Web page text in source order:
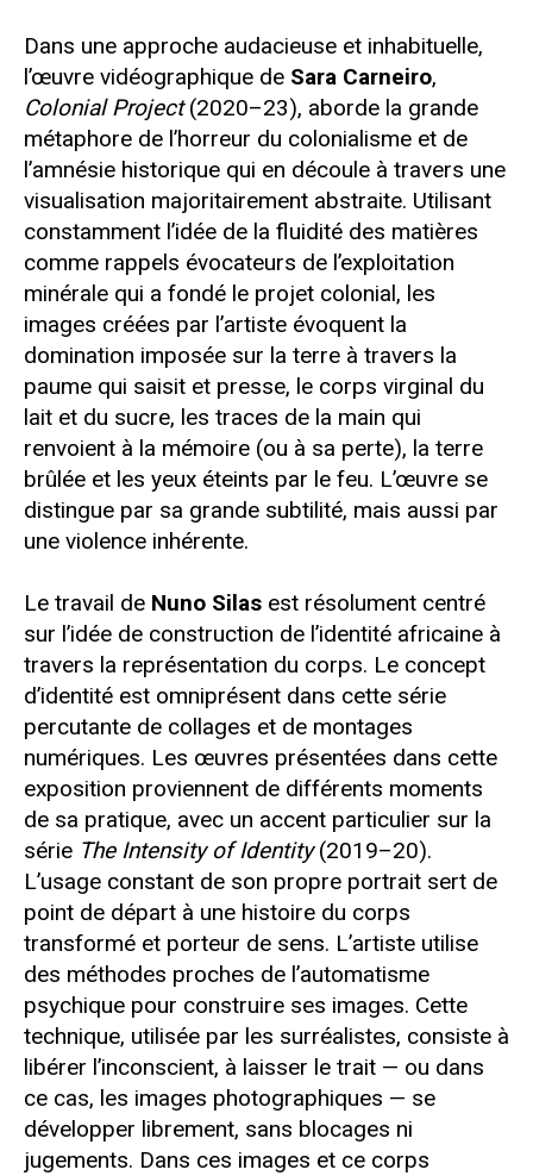
Dans une approche audacieuse et inhabituelle,
l’œuvre vidéographique de Sara Carneiro,
Colonial Project(2020–23), aborde la grande
métaphore de l’horreur du colonialisme et de
l’amnésie historique qui en découle à travers une
visualisation majoritairement abstraite. Utilisant
constamment l’idée de la fluidité des matières
comme rappels évocateurs de l’exploitation
minérale qui a fondé le projet colonial, les
images créées par l’artiste évoquent la
domination imposée sur la terre à travers la
paume qui saisit et presse, le corps virginal du
lait et du sucre, les traces de la main qui
renvoient à la mémoire (ou à sa perte), la terre
brûlée et les yeux éteints par le feu. L’œuvre se
distingue par sa grande subtilité, mais aussi par
une violence inhérente.
Le travail de Nuno Silas est résolument centré
sur l’idée de construction de l’identité africaine à
travers la représentation du corps. Le concept
d’identité est omniprésent dans cette série
percutante de collages et de montages
numériques. Les œuvres présentées dans cette
exposition proviennent de différents moments
de sa pratique, avec un accent particulier sur la
série The Intensity of Identity(2019–20).
L’usage constant de son propre portrait sert de
point de départ à une histoire du corps
transformé et porteur de sens. L’artiste utilise
des méthodes proches de l’automatisme
psychique pour construire ses images. Cette
technique, utilisée par les surréalistes, consiste à
libérer l’inconscient, à laisser le trait — ou dans
ce cas, les images photographiques — se
développer librement, sans blocages ni
jugements. Dans ces images et ce corps